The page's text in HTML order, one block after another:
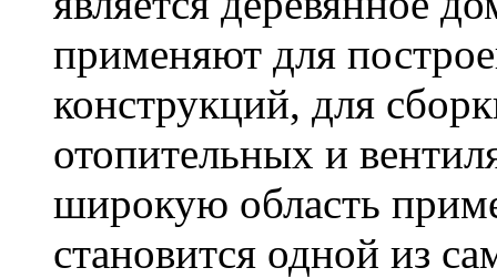
применяют для
конструкций, для
отопительных и
широкую область
становится одной из